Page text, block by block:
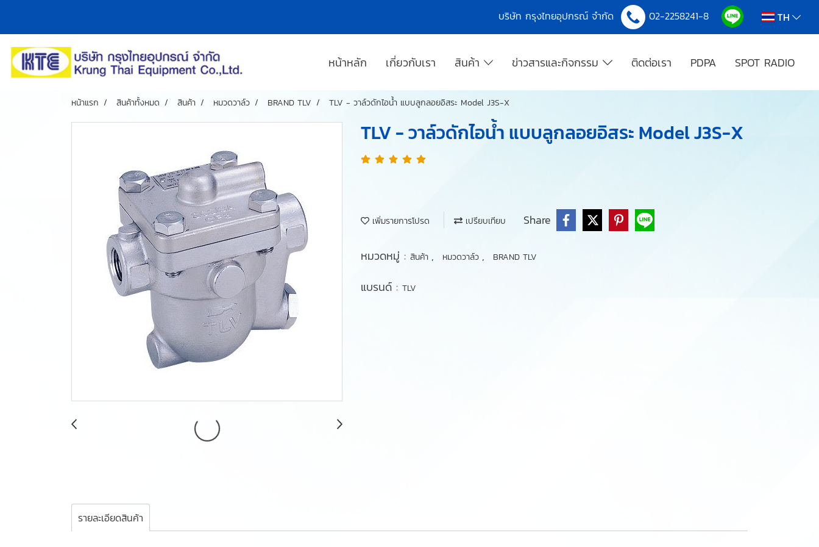
บริษัท กรุงไทยอุปกรณ์ จำกัด 02-2258241-8 TH
หน้าหลัก เกี่ยวกับเรา สินค้า ข่าวสารและกิจกรรม ติดต่อเรา PDPA SPOT RADIO
หน้าแรก สินค้าทั้งหมด สินค้า หมวดวาล์ว BRAND TLV TLV - วาล์วดักไอน้ำ แบบลูกลอยอิสระ Model J3S-X
TLV - วาล์วดักไอน้ำ แบบลูกลอยอิสระ Model J3S-X
เพิ่มรายการโปรด เปรียบเทียบ Share
หมวดหมู่ : สินค้า , หมวดวาล์ว , BRAND TLV
แบรนด์ : TLV
รายละเอียดสินค้า